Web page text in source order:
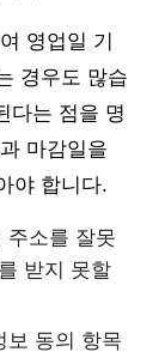
영업일 기
경우도 많습
다는 점을 명
마감일을
야 합니다.
주소를 잘못
받지 못할
보 동의 항목